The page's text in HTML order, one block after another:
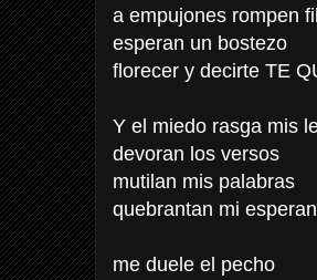
a empujones rompen
esperan un bostezo
florecer y decirte TE
Y el miedo rasga mis
devoran los versos
mutilan mis palabras
quebrantan mi
me duele el pecho